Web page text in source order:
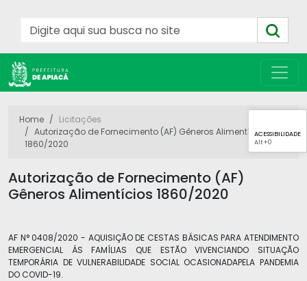
ACESSIBILIDADE
Alt+0
Home
Licitações
Autorização de Fornecimento (AF) Gêneros Alimentícios
1860/2020
Autorização de Fornecimento (AF)
Gêneros Alimentícios 1860/2020
AF N° 0408/2020 - AQUISIÇÃO DE CESTAS BÁSICAS PARA ATENDIMENTO
EMERGENCIAL ÁS FAMÍLIAS QUE ESTÃO VIVENCIANDO SITUAÇÃO
TEMPORÁRIA DE VULNERABILIDADE SOCIAL OCASIONADAPELA PANDEMIA
DO COVID-19.